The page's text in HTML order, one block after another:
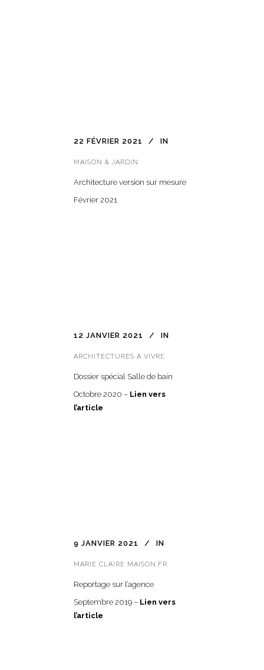
22 FÉVRIER 2021 IN
MAISON & JARDIN
Architecture version sur mesure
Février 2021
12 JANVIER 2021 IN
ARCHITECTURES A VIVRE
Dossier spécial Salle de bain
Octobre 2020 – Lien vers
l’article
9 JANVIER 2021 IN
MARIE CLAIRE MAISON.FR
Reportage sur l’agence
Septembre 2019 – Lien vers
l’article